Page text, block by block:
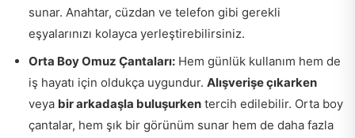
sunar. Anahtar, cüzdan ve telefon gibi gerekli
eşyalarınızı kolayca yerleştirebilirsiniz.
Orta Boy Omuz Çantaları: Hem günlük kullanım hem de
iş hayatı için oldukça uygundur. Alışverişe çıkarken
veya bir arkadaşla buluşurken tercih edilebilir. Orta boy
çantalar, hem şık bir görünüm sunar hem de daha fazla